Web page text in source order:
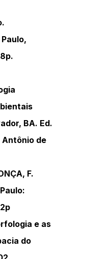
BA. Ed.
Antônio de
F.
e as
do